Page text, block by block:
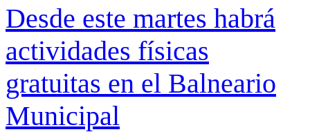
Desde este martes habrá
actividades físicas
gratuitas en el Balneario
Municipal